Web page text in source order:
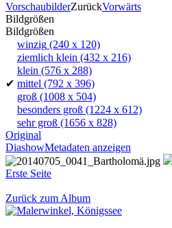
VorschaubilderZurückVorwärts
Bildgrößen
Bildgrößen
winzig (240 x 120)
ziemlich klein (432 x 216)
klein (576 x 288)
✔ mittel (792 x 396)
groß (1008 x 504)
besonders groß (1224 x 612)
sehr groß (1656 x 828)
Original
DiashowMetadaten anzeigen
Erste Seite
Zurück zum Album